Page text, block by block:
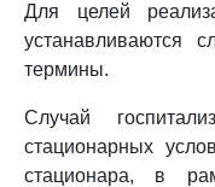
Для целей
устанавливаются
термины.
Случай
стационарных
стационара, в